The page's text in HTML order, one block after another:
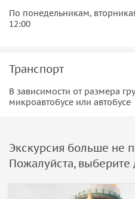
По понедельникам,
12:00
Транспорт
В зависимости от размера
микроавтобусе или автобусе
Экскурсия больше не
Пожалуйста, выберите